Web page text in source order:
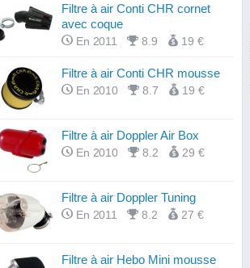
Filtre à air Conti CHR cornet
avec coque
En 2011 8.9 19 €
Filtre à air Conti CHR mousse
En 2010 8.7 19 €
Filtre à air Doppler Air Box
En 2010 8.2 29 €
Filtre à air Doppler Tuning
En 2011 8.2 27 €
Filtre à air Hebo Mini mousse